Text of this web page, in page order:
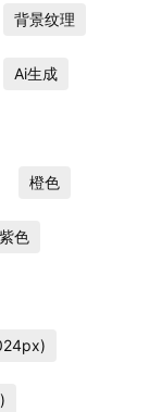
背景纹理
Ai生成
橙色
紫色